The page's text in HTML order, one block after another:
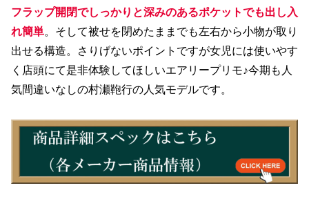
フラップ開閉でしっかりと深みのあるポケットでも出し入
れ簡単。そして被せを閉めたままでも左右から小物が取り
出せる構造。さりげないポイントですが女児には使いやす
く店頭にて是非体験してほしいエアリープリモ♪今期も人
気間違いなしの村瀬鞄行の人気モデルです。